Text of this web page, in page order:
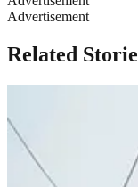
Advertisement
Related